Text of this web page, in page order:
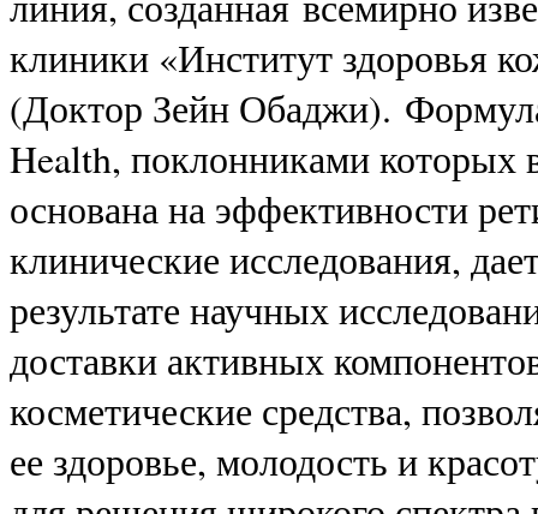
клиники «Институт здоровья
(Доктор Зейн Обаджи).
Health, поклонниками которых
основана на эффективности
клинические исследования,
результате научных
доставки активных
косметические средства,
ее здоровье, молодость и